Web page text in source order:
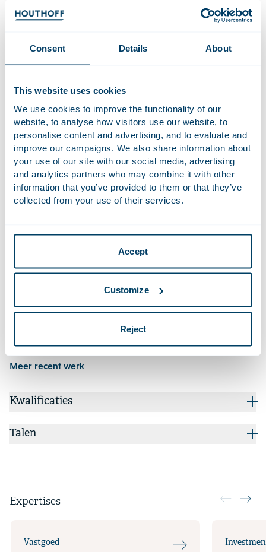
Consent Details About
This website uses cookies
We use cookies to improve the functionality of our
website, to analyse how visitors use our website, to
personalise content and advertising, and to evaluate and
improve our campaigns. We also share information about
your use of our site with our social media, advertising
and analytics partners who may combine it with other
information that you’ve provided to them or that they’ve
collected from your use of their services.
Accept
Customize
Reject
een Band 1 ranking en een Star Individual titel van
Cees is door Legal 500 aangewezen voor de Hall of Fame
binnen Real Estate.
Recent Werk
Advised Commerz Real on the sale of its office
portfolio consisting of six office buildings to Tristan
Capital Partners for approx. €370 million. Tristan
Capital Partners has acquired the portfolio on behalf
of its core-plus fund CCP 5 LL.
Advised ASR Dutch Core Residential Custodian B.V.
the acquisition of Tree House complex in Rotterdam
Advised CBRE Investment Management, on behalf
of one of its funds, on the acquisition of two holiday
acted as notary regarding the preceding share
transfer deal, involving 30 vacation parks, from
Roompot (KKR) to Dormio.
Meer recent werk
Kwalificaties
Talen
Expertises
Vastgoed